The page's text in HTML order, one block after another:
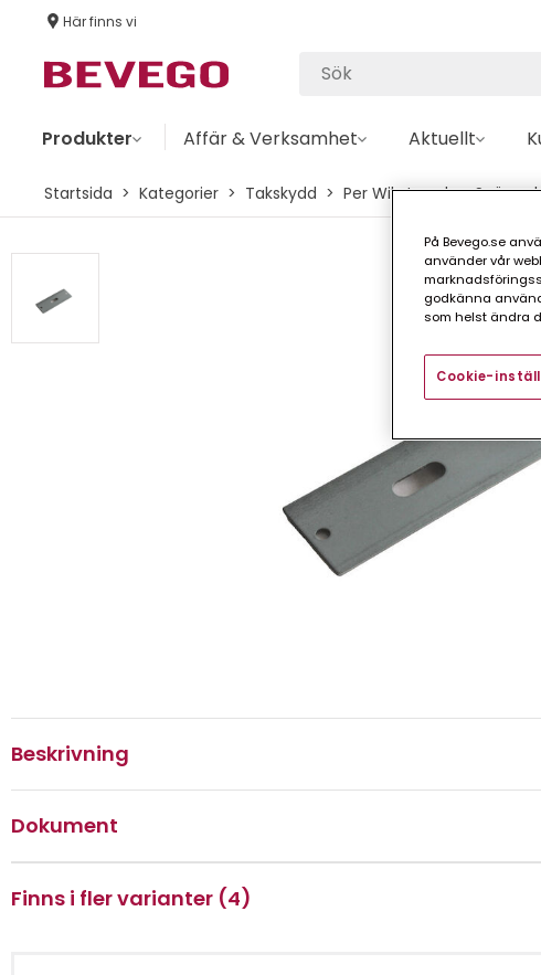
Här finns vi
Produkter Affär & Verksamhet Aktuellt
Startsida Kategorier Takskydd Per Wikstrand
Beskrivning
Dokument
Finns i fler varianter (4)
På Bevego.se
använder vår
godkänna
som helst ändra
Cookie-